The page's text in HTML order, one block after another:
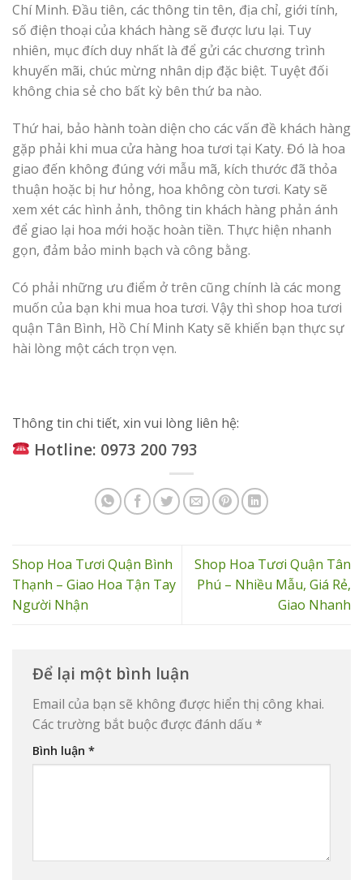
Chí Minh. Đầu tiên, các thông tin tên, địa chỉ, giới tính,
số điện thoại của khách hàng sẽ được lưu lại. Tuy
nhiên, mục đích duy nhất là để gửi các chương trình
khuyến mãi, chúc mừng nhân dịp đặc biệt. Tuyệt đối
không chia sẻ cho bất kỳ bên thứ ba nào.
Thứ hai, bảo hành toàn diện cho các vấn đề khách hàng
gặp phải khi mua cửa hàng hoa tươi tại Katy. Đó là hoa
giao đến không đúng với mẫu mã, kích thước đã thỏa
thuận hoặc bị hư hỏng, hoa không còn tươi. Katy sẽ
xem xét các hình ảnh, thông tin khách hàng phản ánh
để giao lại hoa mới hoặc hoàn tiền. Thực hiện nhanh
gọn, đảm bảo minh bạch và công bằng.
Có phải những ưu điểm ở trên cũng chính là các mong
muốn của bạn khi mua hoa tươi. Vậy thì shop hoa tươi
quận Tân Bình, Hồ Chí Minh Katy sẽ khiến bạn thực sự
hài lòng một cách trọn vẹn.
Thông tin chi tiết, xin vui lòng liên hệ:
Hotline: 0973 200 793
Shop Hoa Tươi Quận Bình
Thạnh – Giao Hoa Tận Tay
Người Nhận
Shop Hoa Tươi Quận Tân
Phú – Nhiều Mẫu, Giá Rẻ,
Giao Nhanh
Để lại một bình luận
Email của bạn sẽ không được hiển thị công khai.
Các trường bắt buộc được đánh dấu *
Bình luận *